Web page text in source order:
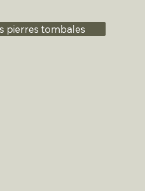
pierres tombales